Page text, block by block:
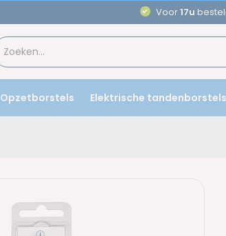
Aanbevolen
Opzetborstels Elektrische tandenborstels